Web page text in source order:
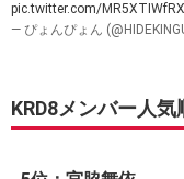
pic.twitter.com/MR5XTIWfRX
— ぴょんぴょん
KRD8メンバー人